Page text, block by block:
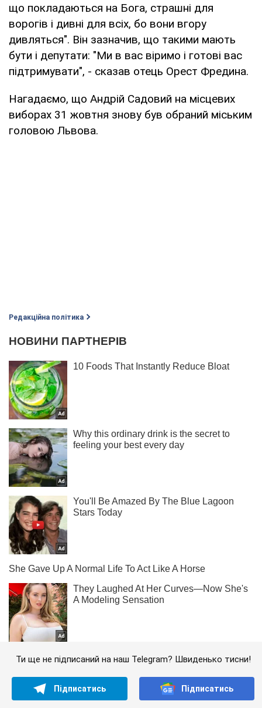
що покладаються на Бога, страшні для
ворогів і дивні для всіх, бо вони вгору
дивляться". Він зазначив, що такими мають
бути і депутати: "Ми в вас віримо і готові вас
підтримувати", - сказав отець Орест Фредина.
Нагадаємо, що Андрій Садовий на місцевих
виборах 31 жовтня знову був обраний міським
головою Львова.
Редакційна політика
Ти ще не підписаний на наш Telegram? Швиденько тисни!
Підписатись Підписатись